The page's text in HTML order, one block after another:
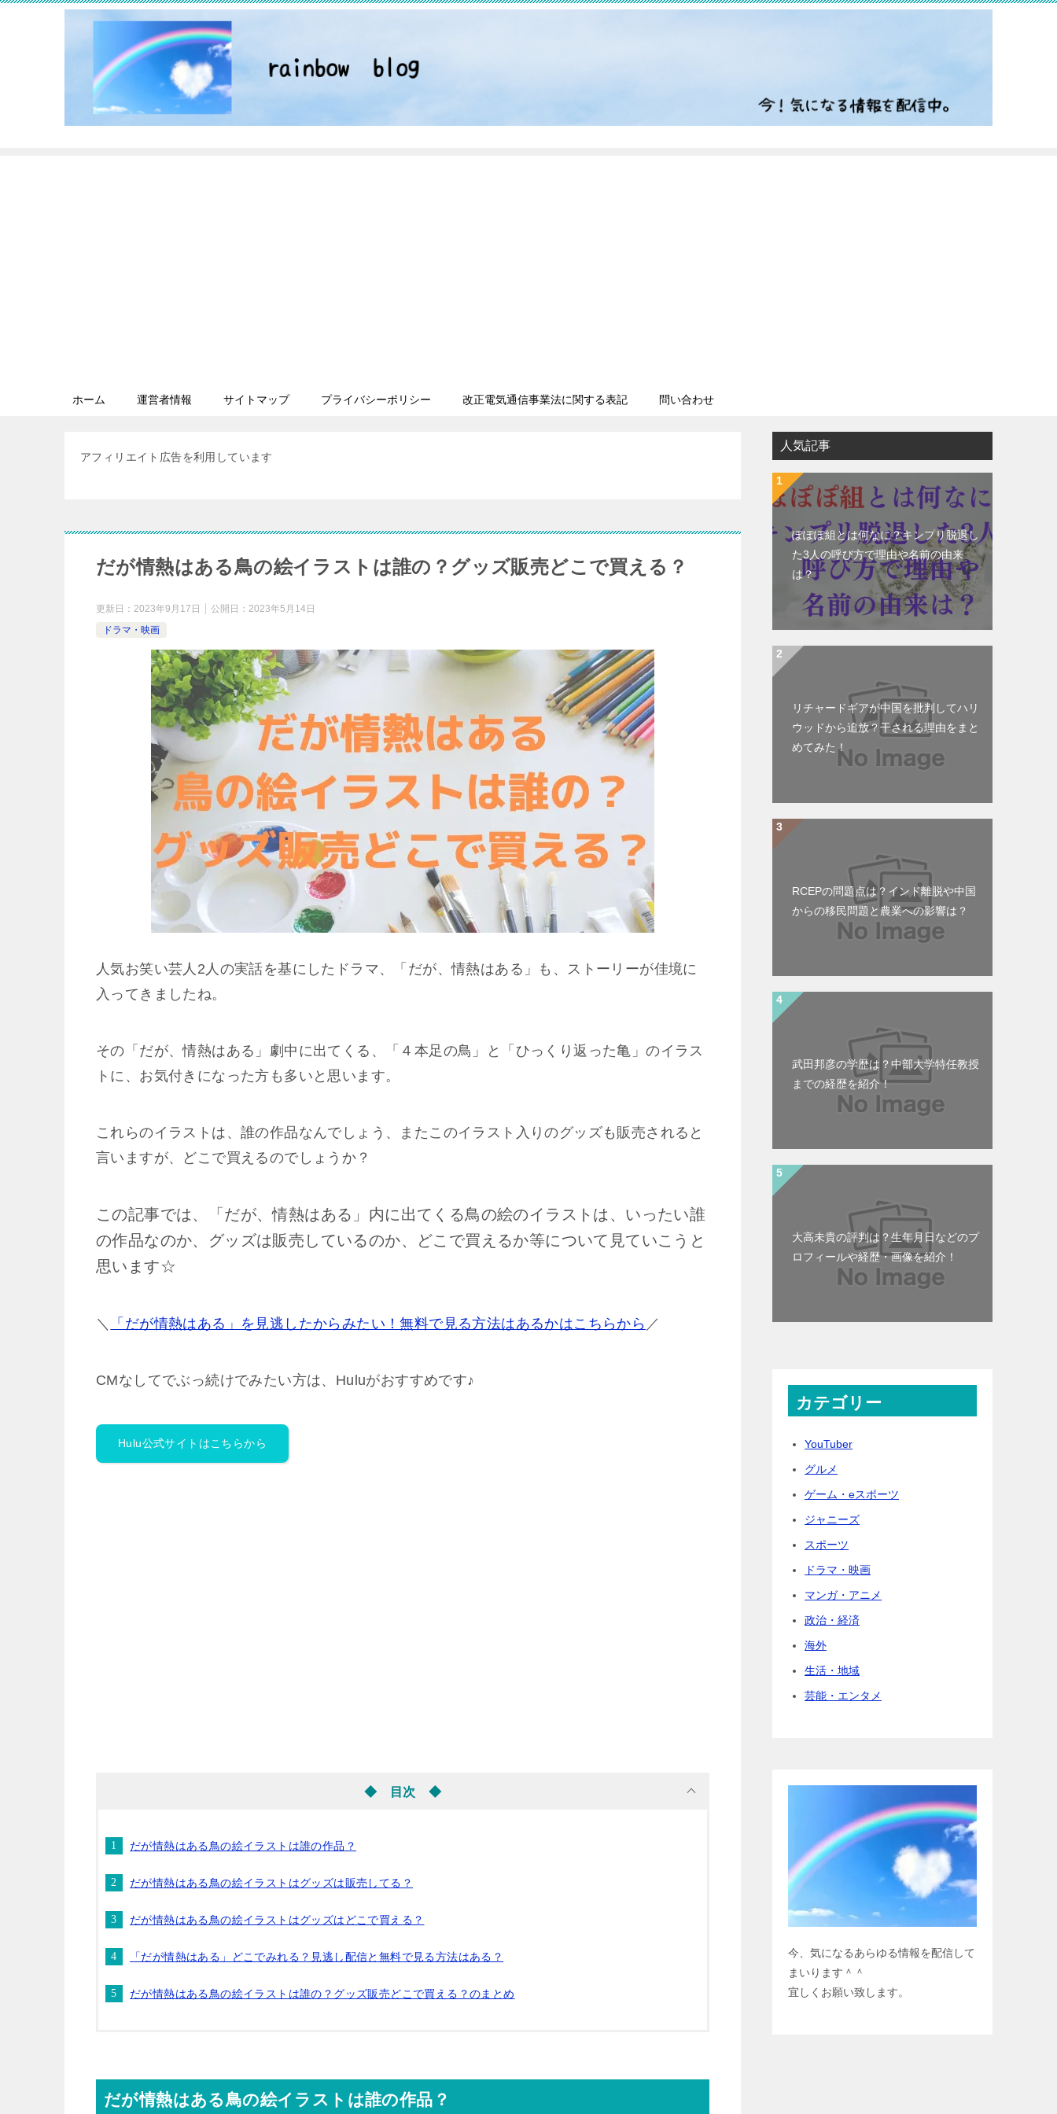
ホーム 運営者情報 サイトマップ プライバシーポリシー 改正電気通信事業法に関する表記 問い合わせ
アフィリエイト広告を利用しています
だが情熱はある鳥の絵イラストは誰の？グッズ販売どこで買える？
更新日： 2023年9月17日 公開日： 2023年5月14日
ドラマ・映画
人気お笑い芸人2人の実話を基にしたドラマ、「だが、情熱はある」も、ストーリーが佳境に
入ってきましたね。
その「だが、情熱はある」劇中に出てくる、「４本足の鳥」と「ひっくり返った亀」のイラス
トに、お気付きになった方も多いと思います。
これらのイラストは、誰の作品なんでしょう、またこのイラスト入りのグッズも販売されると
言いますが、どこで買えるのでしょうか？
この記事では、「だが、情熱はある」内に出てくる鳥の絵のイラストは、いったい誰
の作品なのか、グッズは販売しているのか、どこで買えるか等について見ていこうと
思います☆
＼ 「だが情熱はある」を見逃したからみたい！無料で見る方法はあるかはこちらから ／
CMなしてでぶっ続けでみたい方は、Huluがおすすめです♪
Hulu公式サイトはこちらから
◆ 目次 ◆
だが情熱はある鳥の絵イラストは誰の作品？
だが情熱はある鳥の絵イラストはグッズは販売してる？
だが情熱はある鳥の絵イラストはグッズはどこで買える？
「だが情熱はある」どこでみれる？見逃し配信と無料で見る方法はある？
だが情熱はある鳥の絵イラストは誰の？グッズ販売どこで買える？のまとめ
だが情熱はある鳥の絵イラストは誰の作品？
人気記事
ぽぽぽ組とは何なに？キンプリ脱退し
た3人の呼び方で理由や名前の由来
は？
リチャードギアが中国を批判してハリ
ウッドから追放？干される理由をまと
めてみた！
RCEPの問題点は？インド離脱や中国
からの移民問題と農業への影響は？
武田邦彦の学歴は？中部大学特任教授
までの経歴を紹介！
大高未貴の評判は？生年月日などのプ
ロフィールや経歴・画像を紹介！
カテゴリー
YouTuber
グルメ
ゲーム・eスポーツ
ジャニーズ
スポーツ
ドラマ・映画
マンガ・アニメ
政治・経済
海外
生活・地域
芸能・エンタメ
今、気になるあらゆる情報を配信して
まいります＾＾
宜しくお願い致します。